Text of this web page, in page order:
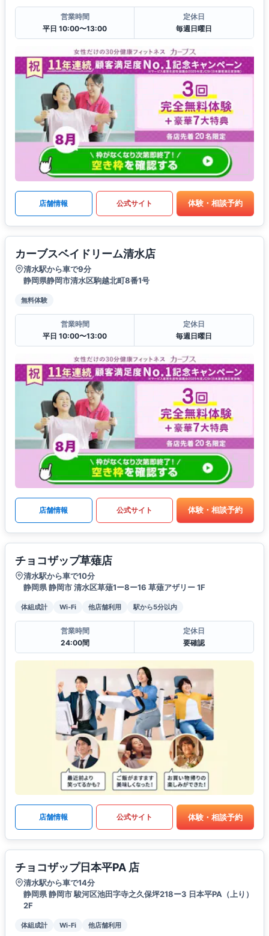
営業時間
平日 10:00〜13:00
定休日
毎週日曜日
店舗情報 公式サイト 体験・相談予約
カーブスベイドリーム清水店
清水駅から車で9分
静岡県静岡市清水区駒越北町8番1号
無料体験
営業時間
平日 10:00〜13:00
定休日
毎週日曜日
店舗情報 公式サイト 体験・相談予約
チョコザップ草薙店
清水駅から車で10分
静岡県 静岡市 清水区草薙1ー8ー16 草薙アザリー 1F
体組成計 Wi-Fi 他店舗利用 駅から5分以内
営業時間
24:00間
定休日
要確認
店舗情報 公式サイト 体験・相談予約
チョコザップ日本平PA 店
清水駅から車で14分
静岡県 静岡市 駿河区池田字寺之久保坪218ー3 日本平PA（上り）
2F
体組成計 Wi-Fi 他店舗利用